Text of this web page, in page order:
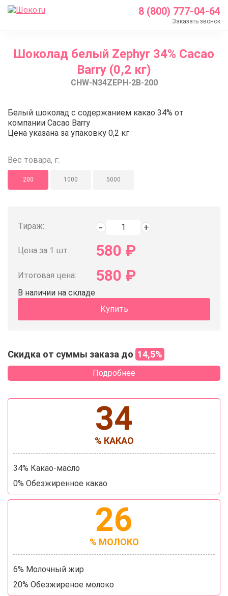
8 (800) 777-04-64
Заказать звонок
Каталог
Шоколад Barry Callebaut
Белый шоколад
Шоколад белый Zephyr 34% Cacao
Barry (0,2 кг)
CHW-N34ZEPH-2B-200
Шоколад белый Zephyr 34%
Белый шоколад с содержанием какао 34% от
компании Cacao Barry
Цена указана за упаковку 0,2 кг
Вес товара, г:
200 1000 5000
Тираж:
Цена за 1 шт.: 580 ₽
Итоговая цена: 580 ₽
В наличии на складе
Купить
Скидка от суммы заказа до 14,5%
Подробнее
34
% КАКАО
34% Какао-масло
0% Обезжиренное какао
26
% МОЛОКО
6% Молочный жир
20% Обезжиреное молоко